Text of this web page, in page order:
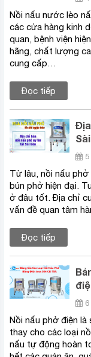
Nồi nấu nước lèo
các cửa hàng kinh
quan, bệnh viện
hãng, chất lượng
cung cấp…
Đọc tiếp
Từ lâu, nồi nấu
bún phở hiện đại.
ở đâu tốt. Địa chỉ
vấn đề quan tâm
Đọc tiếp
Nồi nấu phở điện
thay cho các loại
nấu tự động hoàn